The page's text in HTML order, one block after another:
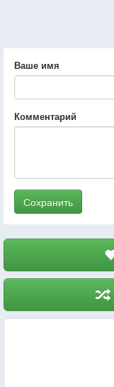
Ваше имя
Комментарий
Сохранить